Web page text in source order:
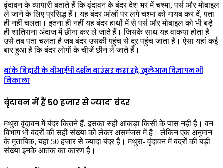
वृंदावन के व्यापारी बताते हैं कि वृंदावन के बंदर देश भर में चश्मा, पर्स और मोबाइल
ले जाने के लिए प्रसिद्ध हैं। यह बंदर आंखों पर लगे चश्मा को गायब कर दें, पता
ही नहीं चलता। इतना ही नहीं यह बंदर हाथों में से पर्स और मोबाइल को भी बड़े
ही शातिराना अंदाज में छीना कर ले जाते हैं। जिसके साथ यह वाकया होता है
उसे तब पता चलता है जब बंदर उसकी पहुंच से दूर पहुंच जाता है। ऐसा यहां कई
बार हुआ है कि बंदर लोगों के चीजें छीन ले जाते हैं।
बांके बिहारी के वीआईपी दर्शन बाउंसर करा रहे, खुलेआम विज्ञापन भी
निकाला
वृंदावन में हैं 50 हजार से ज्यादा बंदर
मथुरा वृंदावन में बंदर कितने हैं, इसका सही आंकड़ा किसी के पास नहीं है। वन
विभाग भी बंदरों की सही संख्या को लेकर असमंजस में है। लेकिन एक अनुमान
के मुताबिक, यहां 50 हजार से ज्यादा बंदर हैं। मथुरा- वृंदावन में बंदरों की बड़ी
संख्या इनके आतंक का कारण है।